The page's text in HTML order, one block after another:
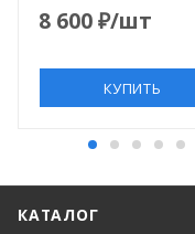
8 600₽/шт
КУПИТЬ
КАТАЛОГ